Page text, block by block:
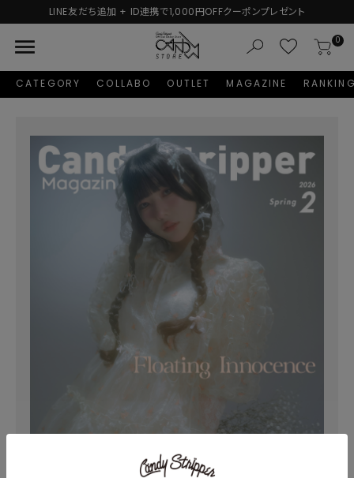
LINE友だち追加 + ID連携で1,000円OFFクーポンプレゼント
menu 0
CATEGORY COLLABO OUTLET MAGAZINE